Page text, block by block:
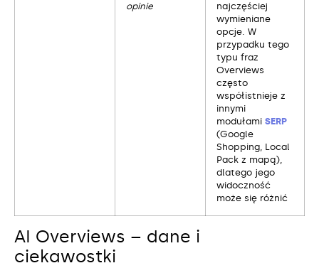
opinie
najczęściej
wymieniane
opcje. W
przypadku tego
typu fraz
Overviews
często
współistnieje z
innymi
modułami SERP
(Google
Shopping, Local
Pack z mapą),
dlatego jego
widoczność
może się różnić
AI Overviews – dane i
ciekawostki